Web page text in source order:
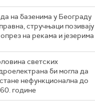
на базенима у Београду
стручњаци позивају
на рекама и језерима
светских
би могла да
нефункционална до
године